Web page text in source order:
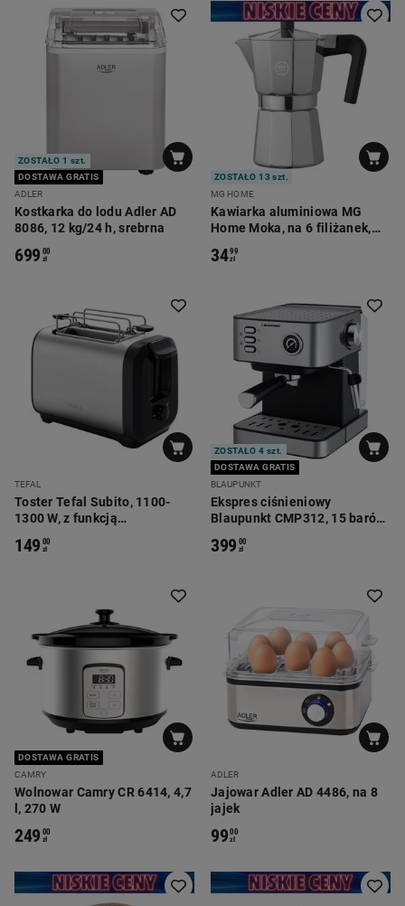
ZOSTAŁO 1 szt.
DOSTAWA GRATIS
ADLER
Kostkarka do lodu Adler AD
8086, 12 kg/24 h, srebrna
699 00
zł
ZOSTAŁO 13 szt.
MG HOME
Kawiarka aluminiowa MG
Home Moka, na 6 filiżanek,
3499
zł
TEFAL
Toster Tefal Subito, 1100-
1300 W, z funkcją
149 00
zł
ZOSTAŁO 4 szt.
DOSTAWA GRATIS
BLAUPUNKT
Ekspres ciśnieniowy
Blaupunkt CMP312, 15 barów,
399 00
zł
DOSTAWA GRATIS
CAMRY
Wolnowar Camry CR 6414, 4,7
l, 270 W
249 00
zł
ADLER
Jajowar Adler AD 4486, na 8
jajek
9900
zł